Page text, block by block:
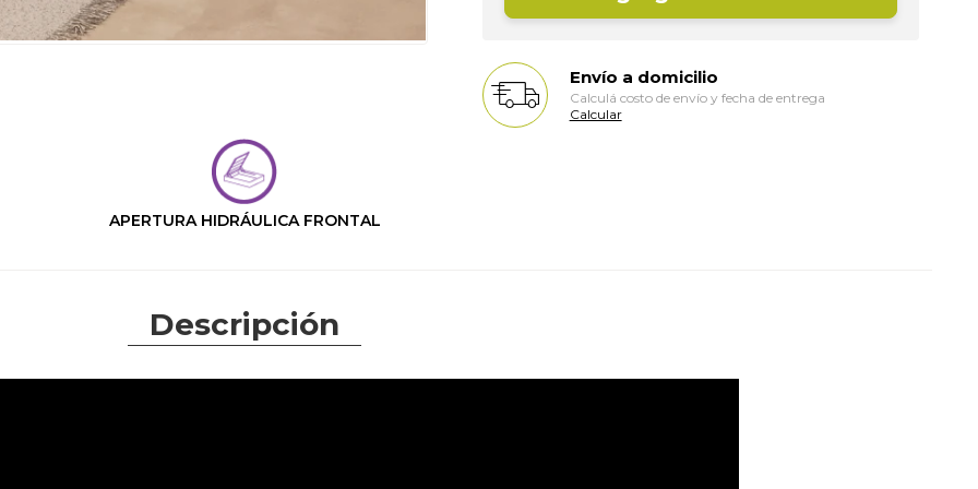
Envío a domicilio
Calculá costo de envío y fecha de entrega
Calcular
APERTURA HIDRÁULICA FRONTAL
Descripción